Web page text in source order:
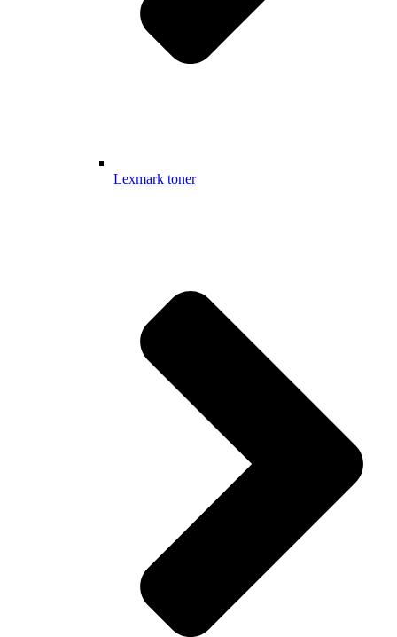
Lexmark toner